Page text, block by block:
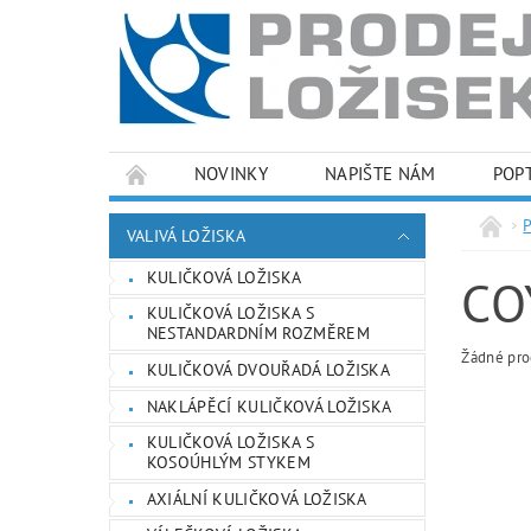
NOVINKY NAPIŠTE NÁM
PODMÍNKY OCHRANY OSOBNÍCH ÚDAJŮ
VALIVÁ LOŽISKA
KULIČKOVÁ LOŽISKA
KULIČKOVÁ LOŽISKA S
NESTANDARDNÍM ROZMĚREM
KULIČKOVÁ DVOUŘADÁ LOŽISKA
NAKLÁPĚCÍ KULIČKOVÁ LOŽISKA
KULIČKOVÁ LOŽISKA S
KOSOÚHLÝM STYKEM
AXIÁLNÍ KULIČKOVÁ LOŽISKA
Žádné